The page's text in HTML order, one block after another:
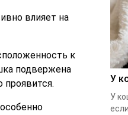
влияет на
к
подвержена
проявится.
У
У
если